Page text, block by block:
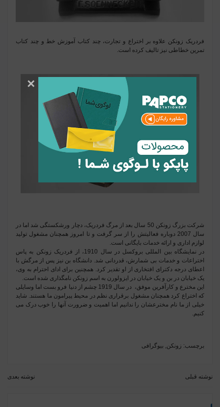
فردریک زونکن علاوه بر اختراع و تجارت، چند کتاب آموزش خط و چند کتاب
تمرین خطاطی نیز تالیف کرده است.
شرکت بزرگ زونکن 50 سال بعد از مرگ فردریک، دچار ورشکستگی شد اما در
سال 2007 دوباره فعالیتش را از سر گرفت و تا امروز همچنان مشغول تولید
لوازم اداری و ارائه خدمات بایگانی است.
در نمایشگاه بین المللی بروکسل در سال 1910، از فردریک زونکن به پاس
اختراعات و خدمات بی شمارش، قدردانی شد. دانشگاه بن نیز پس از مرگش با
اعطای درجه دکترای افتخاری از او تقدیر کرد. همچنین برای ادای احترام به وی،
یک خیابان در بن و یک خیابان در ایزولورن به اسم زونکن نامگذاری شده است.
این مخترع و کارآفرین موفق، در سال 1919 چشم از دنیا فرو بست اما وسایلی
که اختراع کرد همچنان مشغول برقراری نظم در محیط پیرامون ما هستند. شاید
خیلی از ما نام مخترعشان را ندانیم اما اهمیت و ضرورت آنها را خوب درک می
کنیم.
برچسب: زونکن بیوگرافی
نوشته قبلی نوشته بعدی
×